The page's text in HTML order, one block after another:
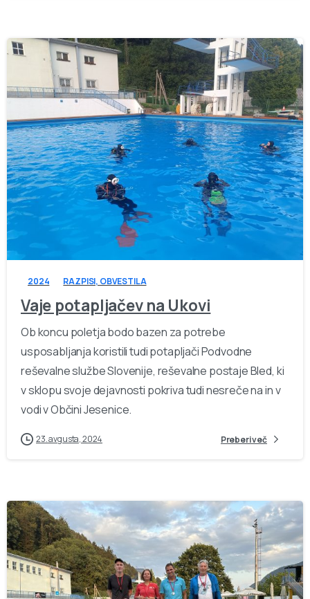
-
2024 RAZPISI, OBVESTILA
Vaje potapljačev na Ukovi
Ob koncu poletja bodo bazen za potrebe
usposabljanja koristili tudi potapljači Podvodne
reševalne službe Slovenije, reševalne postaje Bled, ki
v sklopu svoje dejavnosti pokriva tudi nesreče na in v
vodi v Občini Jesenice.
23. avgusta, 2024 Preberi več